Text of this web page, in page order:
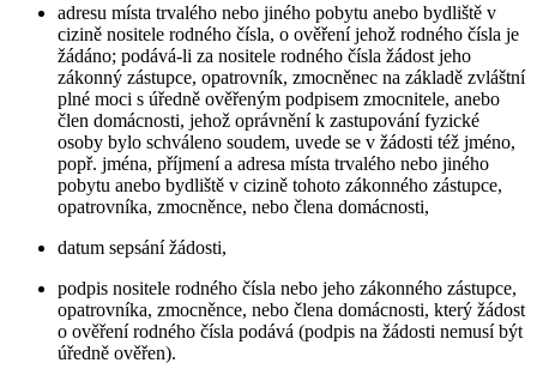
adresu místa trvalého nebo jiného pobytu anebo bydliště v
cizině nositele rodného čísla, o ověření jehož rodného čísla je
žádáno; podává-li za nositele rodného čísla žádost jeho
zákonný zástupce, opatrovník, zmocněnec na základě zvláštní
plné moci s úředně ověřeným podpisem zmocnitele, anebo
člen domácnosti, jehož oprávnění k zastupování fyzické
osoby bylo schváleno soudem, uvede se v žádosti též jméno,
popř. jména, příjmení a adresa místa trvalého nebo jiného
pobytu anebo bydliště v cizině tohoto zákonného zástupce,
opatrovníka, zmocněnce, nebo člena domácnosti,
datum sepsání žádosti,
podpis nositele rodného čísla nebo jeho zákonného zástupce,
opatrovníka, zmocněnce, nebo člena domácnosti, který žádost
o ověření rodného čísla podává (podpis na žádosti nemusí být
úředně ověřen).